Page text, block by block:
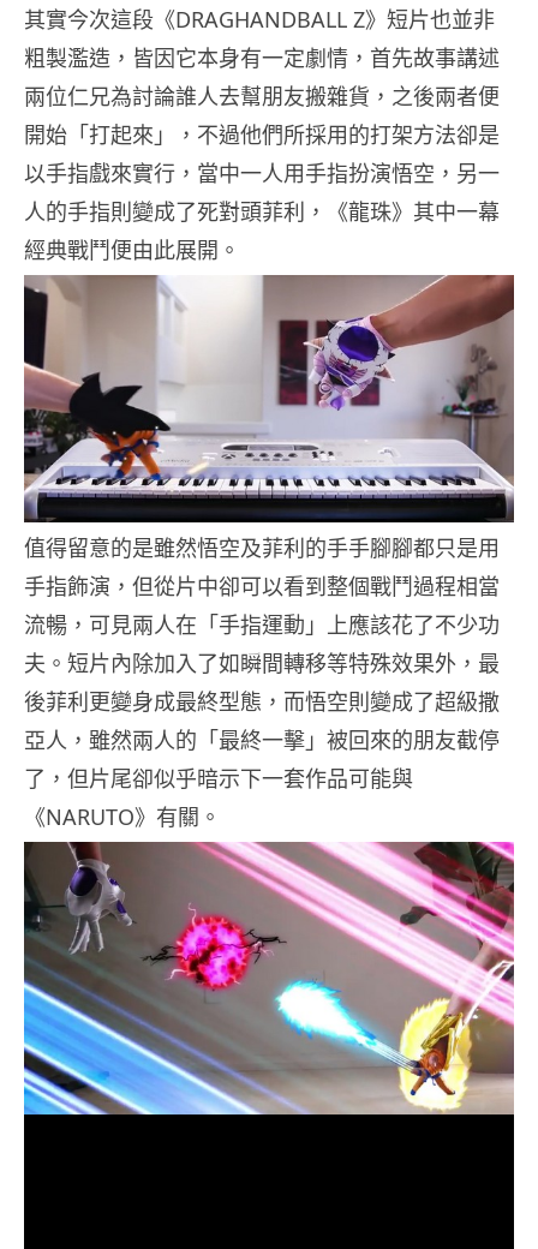
其實今次這段《DRAGHANDBALL Z》短片也並非
粗製濫造，皆因它本身有一定劇情，首先故事講述
兩位仁兄為討論誰人去幫朋友搬雜貨，之後兩者便
開始「打起來」，不過他們所採用的打架方法卻是
以手指戲來實行，當中一人用手指扮演悟空，另一
人的手指則變成了死對頭菲利，《龍珠》其中一幕
經典戰鬥便由此展開。
值得留意的是雖然悟空及菲利的手手腳腳都只是用
手指飾演，但從片中卻可以看到整個戰鬥過程相當
流暢，可見兩人在「手指運動」上應該花了不少功
夫。短片內除加入了如瞬間轉移等特殊效果外，最
後菲利更變身成最終型態，而悟空則變成了超級撒
亞人，雖然兩人的「最終一擊」被回來的朋友截停
了，但片尾卻似乎暗示下一套作品可能與
《NARUTO》有關。